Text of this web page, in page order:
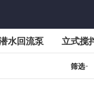
水回流泵 立式搅
筛选-